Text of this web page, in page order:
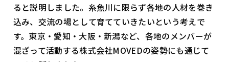
ると説明しました。糸魚川に限らず各地の人材を巻き
込み、交流の場として育てていきたいという考えで
す。東京・愛知・大阪・新潟など、各地のメンバーが
混ざって活動する株式会社MOVEDの姿勢にも通じて